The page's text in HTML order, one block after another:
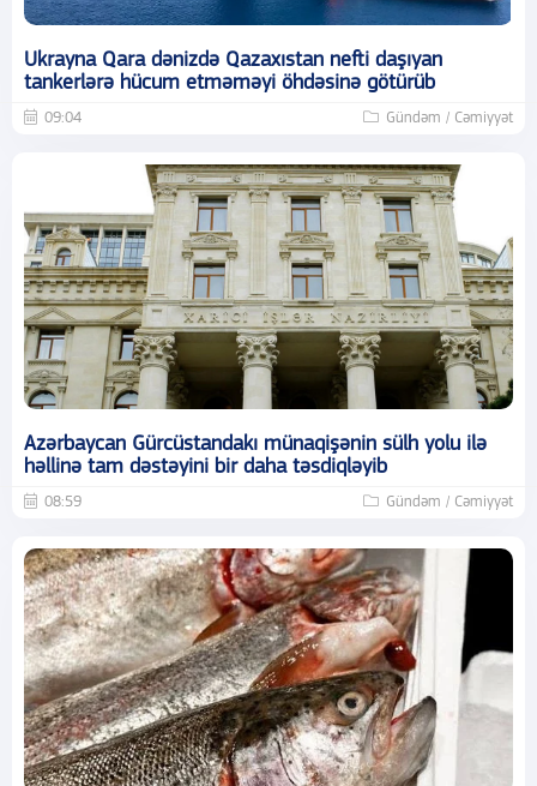
Ukrayna Qara dənizdə Qazaxıstan nefti daşıyan
tankerlərə hücum etməməyi öhdəsinə götürüb
09:04 Gündəm / Cəmiyyət
Azərbaycan Gürcüstandakı münaqişənin sülh yolu ilə
həllinə tam dəstəyini bir daha təsdiqləyib
08:59 Gündəm / Cəmiyyət